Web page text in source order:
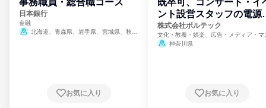
日本銀行
金融
北海道、青森県、岩手県、宮城県、秋田
崎県、熊本県、大分県、宮崎県、鹿児島県、
お気に入り
ント設営スタッフの電源
門
株式会社ボルテック
文化・教養・娯楽、広告・メディア・マ
ミ、電力・ガス・水道・エネルギー
神奈川県
お気に入り